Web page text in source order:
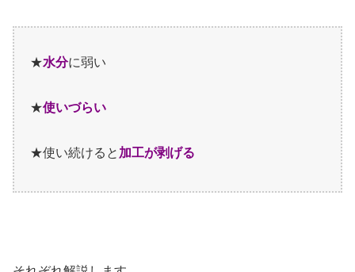
★水分に弱い
★使いづらい
★使い続けると 加工が剥げる